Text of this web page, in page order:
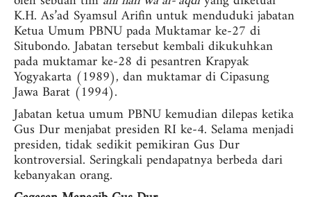
K.H. As’ad Syamsul Arifin untuk menduduki jabatan
Ketua Umum PBNU pada Muktamar ke-27 di
Situbondo. Jabatan tersebut kembali dikukuhkan
pada muktamar ke-28 di pesantren Krapyak
Yogyakarta (1989), dan muktamar di Cipasung
Jawa Barat (1994).
Jabatan ketua umum PBNU kemudian dilepas ketika
Gus Dur menjabat presiden RI ke-4. Selama menjadi
presiden, tidak sedikit pemikiran Gus Dur
kontroversial. Seringkali pendapatnya berbeda dari
kebanyakan orang.